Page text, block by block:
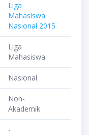
Liga
Mahasiswa
Nasional 2015
Liga
Mahasiswa
Nasional
Non-
Akademik
-